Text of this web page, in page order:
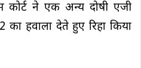
कोर्ट ने एक अन्य दोषी एजी
का हवाला देते हुए रिहा किया